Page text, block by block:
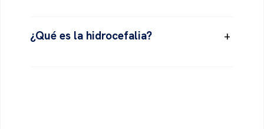
¿Qué es la hidrocefalia? +